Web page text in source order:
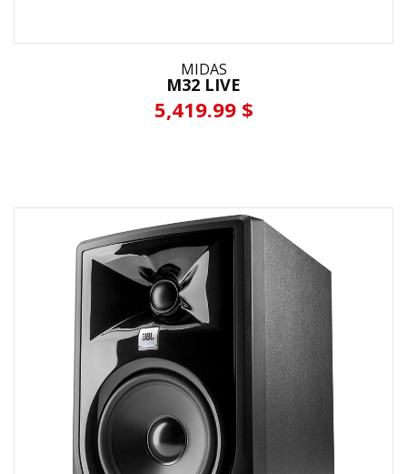
MIDAS
M32 LIVE
5,419.99 $